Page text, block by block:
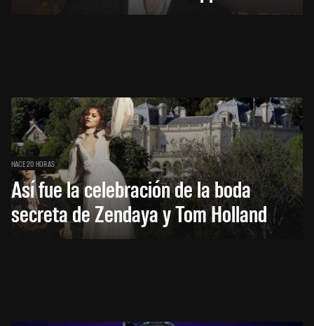
HACE 20 HORAS
Así fue la celebración de la boda
secreta de Zendaya y Tom Holland